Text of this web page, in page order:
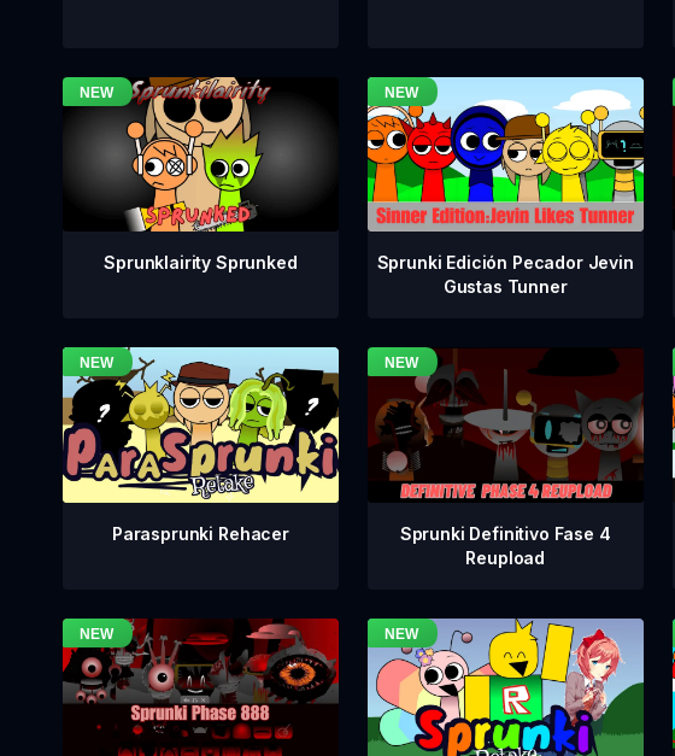
Sprunklairity Sprunked
Sprunki Edición Pecador Jevin
Gustas Tunner
Parasprunki Rehacer
Sprunki Definitivo Fase 4
Reupload